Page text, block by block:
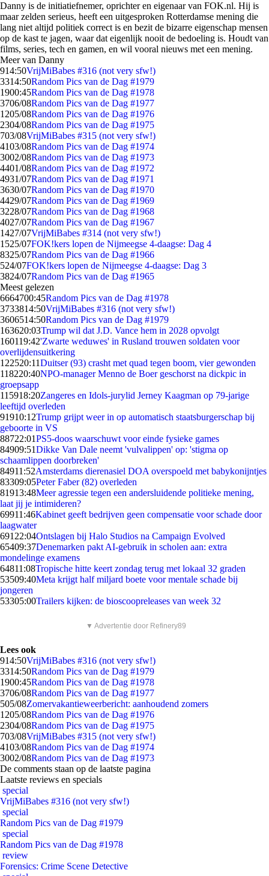
Danny is de initiatiefnemer, oprichter en eigenaar van FOK.nl. Hij is
maar zelden serieus, heeft een uitgesproken Rotterdamse mening die
lang niet altijd politiek correct is en bezit de bizarre eigenschap mensen
op de kast te jagen, waar dat eigenlijk nooit de bedoeling is. Houdt van
films, series, tech en gamen, en wil vooral nieuws met een mening.
Meer van Danny
914:50VrijMiBabes #316 (not very sfw!)
3314:50Random Pics van de Dag #1979
1900:45Random Pics van de Dag #1978
3706/08Random Pics van de Dag #1977
1205/08Random Pics van de Dag #1976
2304/08Random Pics van de Dag #1975
703/08VrijMiBabes #315 (not very sfw!)
4103/08Random Pics van de Dag #1974
3002/08Random Pics van de Dag #1973
4401/08Random Pics van de Dag #1972
4931/07Random Pics van de Dag #1971
3630/07Random Pics van de Dag #1970
4429/07Random Pics van de Dag #1969
3228/07Random Pics van de Dag #1968
4027/07Random Pics van de Dag #1967
1427/07VrijMiBabes #314 (not very sfw!)
1525/07FOK!kers lopen de Nijmeegse 4-daagse: Dag 4
8325/07Random Pics van de Dag #1966
524/07FOK!kers lopen de Nijmeegse 4-daagse: Dag 3
3824/07Random Pics van de Dag #1965
Meest gelezen
6664700:45Random Pics van de Dag #1978
3733814:50VrijMiBabes #316 (not very sfw!)
3606514:50Random Pics van de Dag #1979
163620:03Trump wil dat J.D. Vance hem in 2028 opvolgt
160119:42'Zwarte weduwes' in Rusland trouwen soldaten voor
overlijdensuitkering
122520:11Duitser (93) crasht met quad tegen boom, vier gewonden
118220:40NPO-manager Menno de Boer geschorst na dickpic in
groepsapp
115918:20Zangeres en Idols-jurylid Jerney Kaagman op 79-jarige
leeftijd overleden
91910:12Trump grijpt weer in op automatisch staatsburgerschap bij
geboorte in VS
88722:01PS5-doos waarschuwt voor einde fysieke games
84909:51Dikke Van Dale neemt 'vulvalippen' op: 'stigma op
schaamlippen doorbreken'
84911:52Amsterdams dierenasiel DOA overspoeld met babykonijntjes
83309:05Peter Faber (82) overleden
81913:48Meer agressie tegen een andersluidende politieke mening,
laat jij je intimideren?
69911:46Kabinet geeft bedrijven geen compensatie voor schade door
laagwater
691 22:04Ontslagen bij Halo Studios na Campaign Evolved
65409:37Denemarken pakt AI-gebruik in scholen aan: extra
mondelinge examens
64811:08Tropische hitte keert zondag terug met lokaal 32 graden
53509:40Meta krijgt half miljard boete voor mentale schade bij
jongeren
53305:00Trailers kijken: de bioscoopreleases van week 32
▼ Advertentie door Refinery89
Lees ook
914:50VrijMiBabes #316 (not very sfw!)
3314:50Random Pics van de Dag #1979
1900:45Random Pics van de Dag #1978
3706/08Random Pics van de Dag #1977
505/08Zomervakantieweerbericht: aanhoudend zomers
1205/08Random Pics van de Dag #1976
2304/08Random Pics van de Dag #1975
703/08VrijMiBabes #315 (not very sfw!)
4103/08Random Pics van de Dag #1974
3002/08Random Pics van de Dag #1973
De comments staan op de laatste pagina
Laatste reviews en specials
special
VrijMiBabes #316 (not very sfw!)
special
Random Pics van de Dag #1979
special
Random Pics van de Dag #1978
review
Forensics: Crime Scene Detective